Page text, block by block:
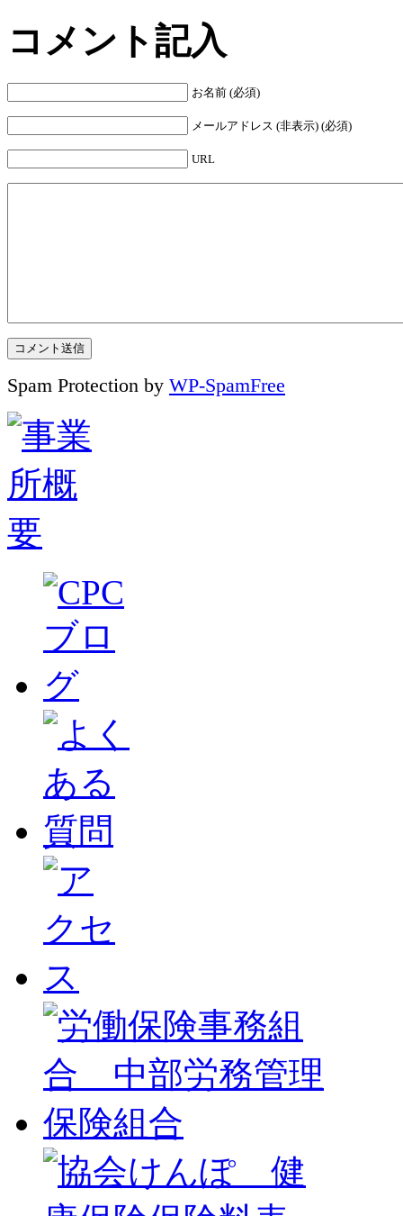
コメント記入
お名前 (必須)
メールアドレス (非表示) (必須)
URL
Spam Protection by WP-SpamFree